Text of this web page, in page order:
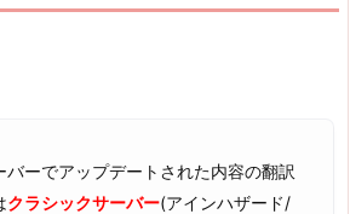
ーでアップデートされた内容の翻訳
クラシックサーバー(アインハザード/